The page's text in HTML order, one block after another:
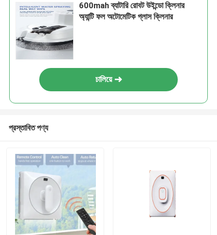
600mah ব্যাটারি রোবট উইন্ডো ক্লিনার
অ্যান্টি ফল অটোমেটিক গ্লাস ক্লিনার
চালিয়ে
প্রস্তাবিত পণ্য